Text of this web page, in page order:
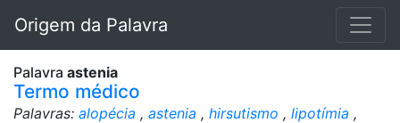
Origem da Palavra
Palavra astenia
Termo médico
Palavras: alopécia , astenia , hirsutismo , lipotímia ,